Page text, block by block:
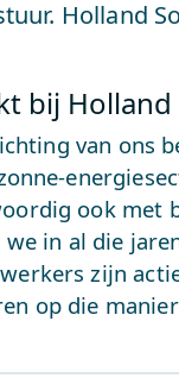
Holland
bij Holland
van ons
ook met
in al die
zijn
op die